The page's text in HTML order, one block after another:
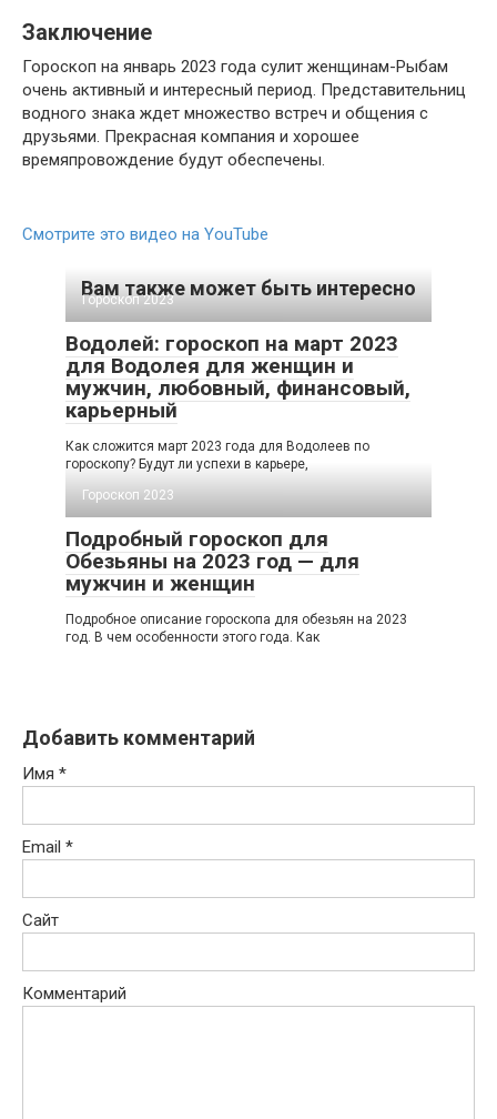
Заключение
Гороскоп на январь 2023 года сулит женщинам-Рыбам
очень активный и интересный период. Представительниц
водного знака ждет множество встреч и общения с
друзьями. Прекрасная компания и хорошее
времяпровождение будут обеспечены.
Смотрите это видео на YouTube
Вам также может быть интересно
Гороскоп 2023
Водолей: гороскоп на март 2023
для Водолея для женщин и
мужчин, любовный, финансовый,
карьерный
Как сложится март 2023 года для Водолеев по
гороскопу? Будут ли успехи в карьере,
Гороскоп 2023
Подробный гороскоп для
Обезьяны на 2023 год — для
мужчин и женщин
Подробное описание гороскопа для обезьян на 2023
год. В чем особенности этого года. Как
Добавить комментарий
Имя *
Email *
Сайт
Комментарий